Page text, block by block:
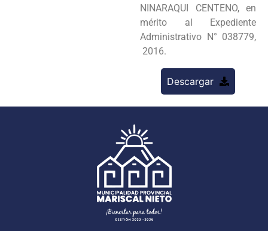
NINARAQUI CENTENO, en
mérito al Expediente
Administrativo N° 038779,
2016.
Descargar